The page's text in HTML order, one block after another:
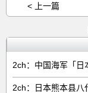
< 上一篇
2ch：中国海军「日
2ch：日本熊本县八